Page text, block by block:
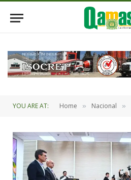
YOU ARE AT: Home » Nacional »